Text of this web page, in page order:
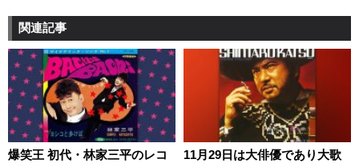
関連記事
爆笑王 初代・林家三平のレコ
11月29日は大俳優であり大歌